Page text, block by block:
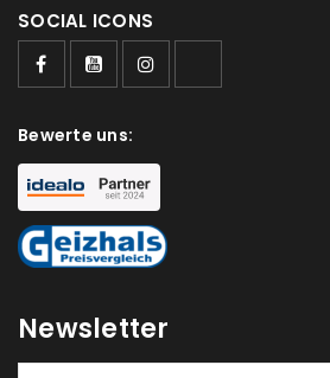
ANMELDEN
Benutzername oder E-Mail-
SOCIAL ICONS
Bewerte uns:
Newsletter